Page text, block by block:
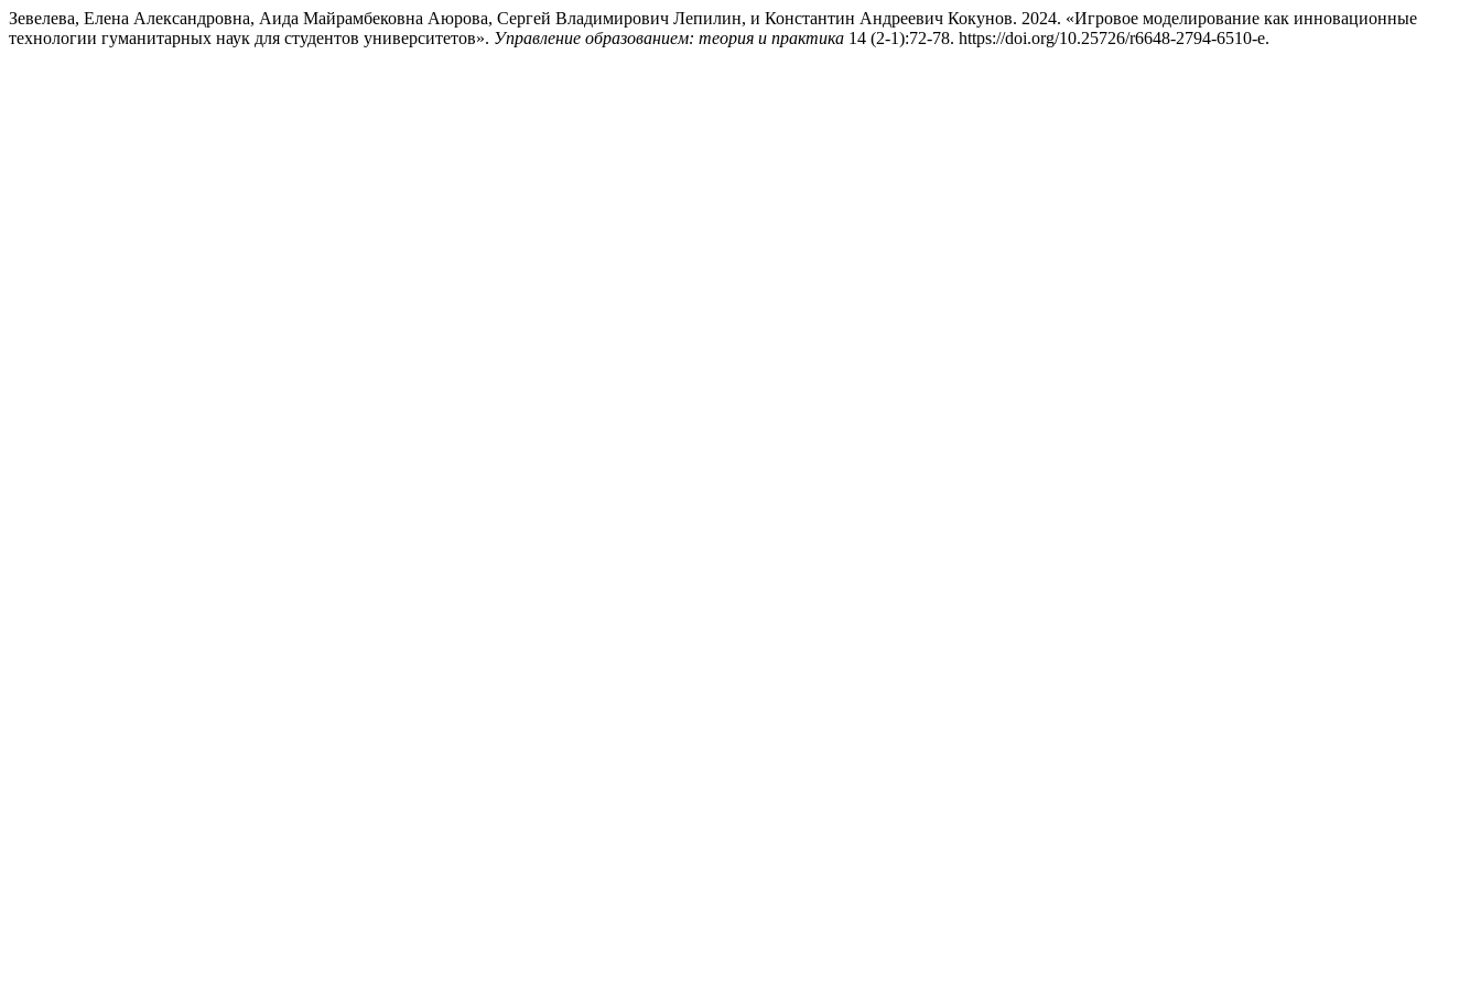
Зевелева, Елена Александровна, Аида Майрамбековна Аюрова, Сергей Владимирович Лепилин, и Константин Андреевич Кокунов. 2024. «Игровое моделирование как инновационные
технологии гуманитарных наук для студентов университетов». Управление образованием: теория и практика 14 (2-1):72-78. https://doi.org/10.25726/r6648-2794-6510-e.